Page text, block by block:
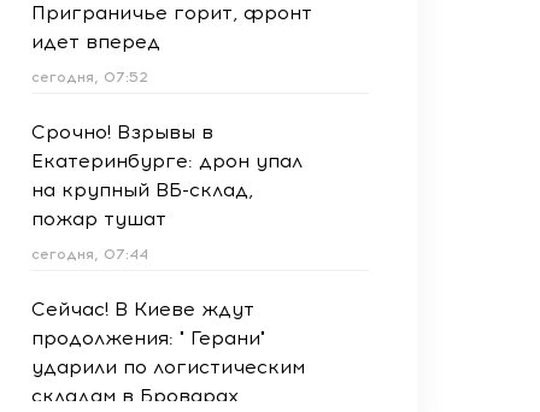
Приграничье горит, фронт
идет вперед
сегодня, 07:52
Срочно! Взрывы в
Екатеринбурге: дрон упал
на крупный ВБ-склад,
пожар тушат
сегодня, 07:44
Сейчас! В Киеве ждут
продолжения: " Герани"
ударили по логистическим
складам в Броварах